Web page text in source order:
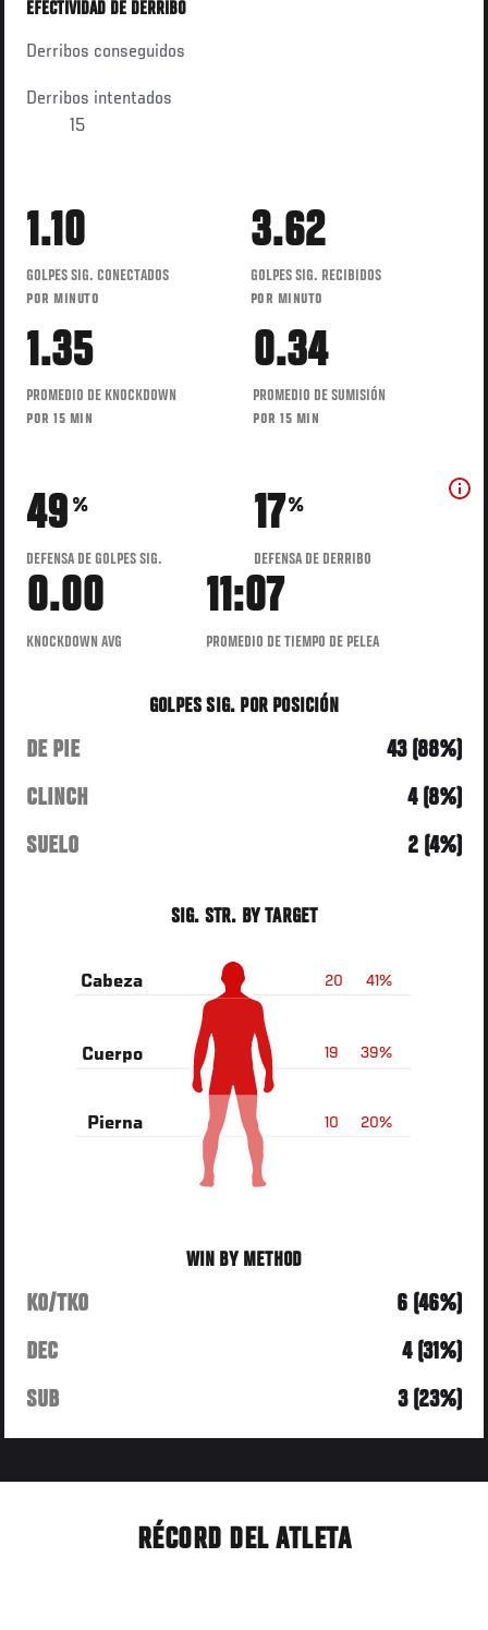
EFECTIVIDAD DE DERRIBO
Derribos conseguidos
Derribos intentados
15
1.10
GOLPES SIG. CONECTADOS
POR MINUTO
3.62
GOLPES SIG. RECIBIDOS
POR MINUTO
1.35
PROMEDIO DE KNOCKDOWN
POR 15 MIN
0.34
PROMEDIO DE SUMISIÓN
POR 15 MIN
49 %
DEFENSA DE GOLPES SIG.
17 %
DEFENSA DE DERRIBO
0.00
KNOCKDOWN AVG
11:07
PROMEDIO DE TIEMPO DE PELEA
GOLPES SIG. POR POSICIÓN
DE PIE
43 (88%)
CLINCH
4 (8%)
SUELO
2 (4%)
SIG. STR. BY TARGET
41%
20
Cabeza
39%
19
Cuerpo
20%
10
Pierna
WIN BY METHOD
KO/TKO
6 (46%)
DEC
4 (31%)
SUB
3 (23%)
RÉCORD DEL ATLETA